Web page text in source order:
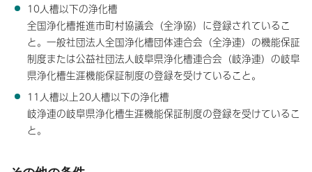
10人槽以下の浄化槽
全国浄化槽推進市町村協議会（全浄協）に登録されているこ
と。一般社団法人全国浄化槽団体連合会（全浄連）の機能保証
制度または公益社団法人岐阜県浄化槽連合会（岐浄連）の岐阜
県浄化槽生涯機能保証制度の登録を受けていること。
11人槽以上20人槽以下の浄化槽
岐浄連の岐阜県浄化槽生涯機能保証制度の登録を受けているこ
と。